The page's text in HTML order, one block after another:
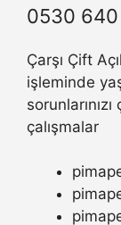
0530
Çarşı Çift
işleminde
çalışmalar